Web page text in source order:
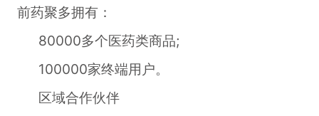
前药聚多拥有：
80000多个医药类商品;
100000家终端用户。
区域合作伙伴